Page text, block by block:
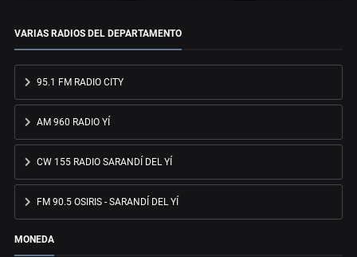
VARIAS RADIOS DEL DEPARTAMENTO
95.1 FM RADIO CITY
AM 960 RADIO YÍ
CW 155 RADIO SARANDÍ DEL YÍ
FM 90.5 OSIRIS - SARANDÍ DEL YÍ
MONEDA